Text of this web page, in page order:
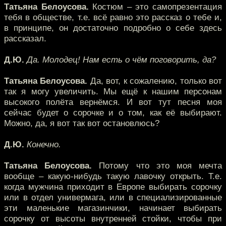
Татьяна Белоусова. Костюм – это самопрезентация
тебя в обществе, т.е. всё равно это рассказ о тебе и,
в принципе, он достаточно подробно о себе здесь
рассказал.
Д.Ю. Да. Молодец! Нам есть о чём поговорить, да?
Татьяна Белоусова. Да, вот, к сожалению, только вот
так я могу увеличить. Мы ещё к нашим персонам
высокого полёта вернёмся. И вот тут песня моя
сейчас будет о сорочке и о том, как её выбирают.
Можно, да, я вот так вот остановлюсь?
Д.Ю. Конечно.
Татьяна Белоусова. Потому что это моя мечта
вообще – какую-нибудь такую лавочку открыть. Т.е.
когда мужчина приходит в Европе выбирать сорочку
или в отдел универмага, или в специализированные
эти маленькие магазинчики, начинает выбирать
сорочку от высоты внутренней стойки, чтобы при